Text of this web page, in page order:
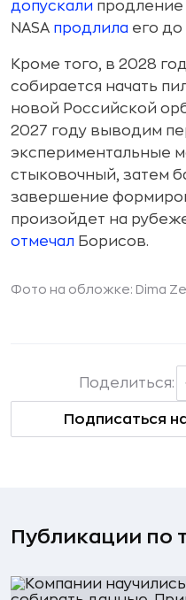
допускали продление
NASA продлила его до
Кроме того, в 2028
собирается начать
новой Российской
2027 году выводим
экспериментальные
стыковочный, затем
завершение
произойдет на
отмечал Борисов.
Фото на обложке: Dima
Подписаться
Поделиться:
Публикации по